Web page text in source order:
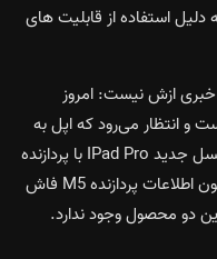
به ۱۲ گیگابایت به دلیل استفاده از قابلیت های
ازش نیست: امروز
و انتظار می‌رود که اپل به
یاد عرضه‌ی اولین مدل در چنین روزی، از نسل جدید IPad Pro با پردازنده
اختصاصی M5 رونمایی کند. البته که تا کنون اطلاعات پردازنده M5 فاش
دو محصول وجود ندارد‌.